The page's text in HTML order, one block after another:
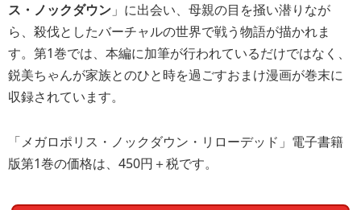
ス・ノックダウン 」に出会い、母親の目を掻い潜りなが
ら、殺伐としたバーチャルの世界で戦う物語が描かれま
す。第1巻では、本編に加筆が行われているだけではなく、
鋭美ちゃんが家族とのひと時を過ごすおまけ漫画が巻末に
収録されています。
「メガロポリス・ノックダウン・リローデッド」電子書籍
版第1巻の価格は、450円＋税です。